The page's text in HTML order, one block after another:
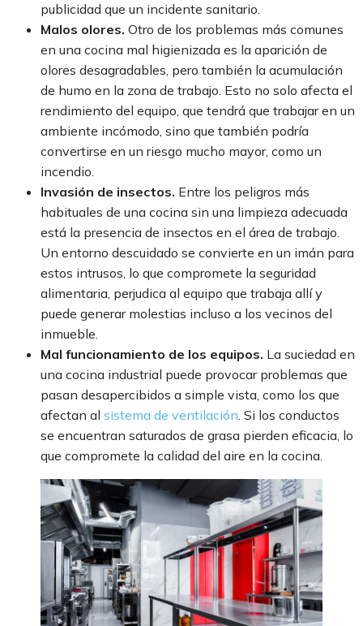
publicidad que un incidente sanitario.
Malos olores. Otro de los problemas más comunes
en una cocina mal higienizada es la aparición de
olores desagradables, pero también la acumulación
de humo en la zona de trabajo. Esto no solo afecta el
rendimiento del equipo, que tendrá que trabajar en un
ambiente incómodo, sino que también podría
convertirse en un riesgo mucho mayor, como un
incendio.
Invasión de insectos. Entre los peligros más
habituales de una cocina sin una limpieza adecuada
está la presencia de insectos en el área de trabajo.
Un entorno descuidado se convierte en un imán para
estos intrusos, lo que compromete la seguridad
alimentaria, perjudica al equipo que trabaja allí y
puede generar molestias incluso a los vecinos del
inmueble.
Mal funcionamiento de los equipos. La suciedad en
una cocina industrial puede provocar problemas que
pasan desapercibidos a simple vista, como los que
afectan al sistema de ventilación. Si los conductos
se encuentran saturados de grasa pierden eficacia, lo
que compromete la calidad del aire en la cocina.